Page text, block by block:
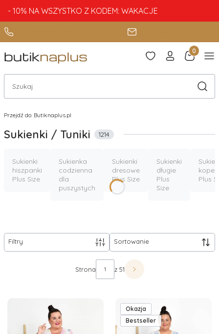
- 10% NA WSZYSTKO Z KODEM: WAKACJE
Produkty
Otwórz wyszukiwarkę
Przejdź do: Butiknaplus.pl
Sukienki / Tuniki 1214
Sukienki
hiszpanki
Plus Size
Sukienka
codzienna
dla
puszystych
Sukienki
dresowe
Plus Size
Sukienki
długie
Plus
Size
Plus
Filtry Sortowanie
Lista produktówStrona z 51
Następne produkty
Okazja
Bestseller